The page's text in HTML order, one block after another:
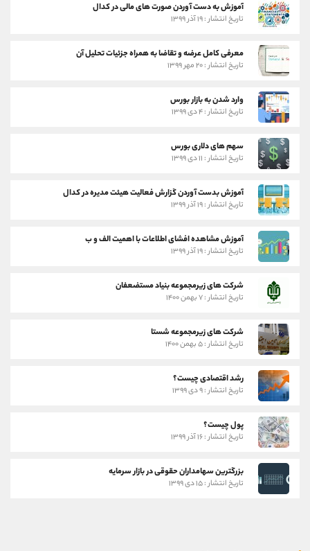
آموزش به دست آوردن صورت های مالی در کدال
تاریخ انتشار : ۱۹ آذر ۱۳۹۹
معرفی کامل عرضه و تقاضا به همراه جزئیات تحلیل آن
تاریخ انتشار : ۲۰ مهر ۱۳۹۹
وارد شدن به بازار بورس
تاریخ انتشار : ۴ دی ۱۳۹۹
سهم های دلاری بورس
تاریخ انتشار : ۱۱ دی ۱۳۹۹
آموزش بدست آوردن گزارش فعالیت هیئت مدیره در کدال
تاریخ انتشار : ۱۹ آذر ۱۳۹۹
آموزش مشاهده افشای اطلاعات با اهمیت الف و ب
تاریخ انتشار : ۱۹ آذر ۱۳۹۹
شرکت های زیرمجموعه بنیاد مستضعفان
تاریخ انتشار : ۷ بهمن ۱۴۰۰
شرکت های زیرمجموعه شستا
تاریخ انتشار : ۵ بهمن ۱۴۰۰
رشد اقتصادی چیست؟
تاریخ انتشار : ۹ دی ۱۳۹۹
پول چیست؟
تاریخ انتشار : ۱۶ آذر ۱۳۹۹
بزرگترین سهامداران حقوقی در بازار سرمایه
تاریخ انتشار : ۱۵ دی ۱۳۹۹